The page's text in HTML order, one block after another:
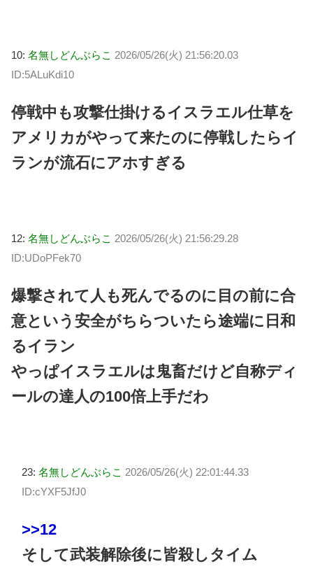
10: 名無しどんぶらこ 2026/05/26(火) 21:56:20.03
ID:5ALuKdi10
停戦中も攻撃仕掛けるイスラエル仕草を
アメリカがやって来たのに停戦したらイ
ランが流石にアホすぎる
12: 名無しどんぶらこ 2026/05/26(火) 21:56:29.28
ID:UDoPFek70
爆撃されて人も死んでるのに目の前に合
意という安全がちらついたら途端に日和
るイラン
やっぱイスラエルは鬼畜だけど自称ディ
ールの達人の100倍上手だわ
23: 名無しどんぶらこ 2026/05/26(火) 22:01:44.33
ID:cYXF5JfJ0
>>12
そして武装解除後に皆殺しタイム